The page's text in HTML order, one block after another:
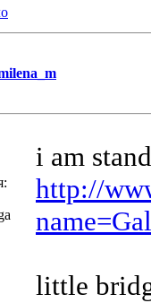
i am
http://
little